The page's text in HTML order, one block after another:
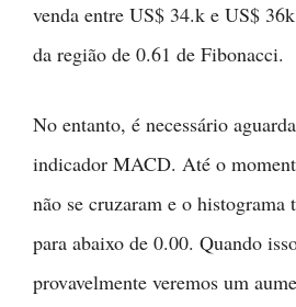
venda entre US$ 34.k e US$
da região de 0.61 de Fibonacci.
No entanto, é necessário
indicador MACD. Até o
não se cruzaram e o histograma
para abaixo de 0.00. Quando
provavelmente veremos um